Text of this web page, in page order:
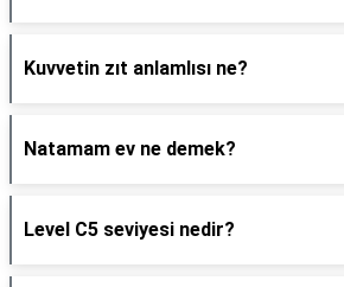
Kuvvetin zıt anlamlısı ne?
Natamam ev ne demek?
Level C5 seviyesi nedir?